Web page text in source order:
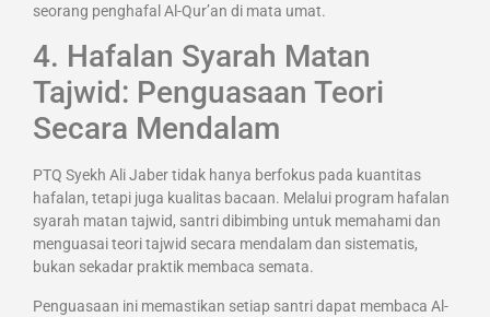
seorang penghafal Al-Qur’an di mata umat.
4. Hafalan Syarah Matan
Tajwid: Penguasaan Teori
Secara Mendalam
PTQ Syekh Ali Jaber tidak hanya berfokus pada kuantitas
hafalan, tetapi juga kualitas bacaan. Melalui program hafalan
syarah matan tajwid, santri dibimbing untuk memahami dan
menguasai teori tajwid secara mendalam dan sistematis,
bukan sekadar praktik membaca semata.
Penguasaan ini memastikan setiap santri dapat membaca Al-